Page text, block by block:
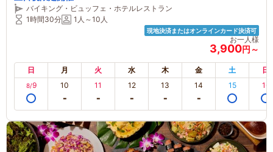
バイキング・ビュッフェ・ホテルレストラン
1時間30分
1人～10人
現地決済またはオンラインカード決済可
お一人様
3,900円～
日 月 火 水 木 金 土 日
8/9 10 11 12 13 14 15 16